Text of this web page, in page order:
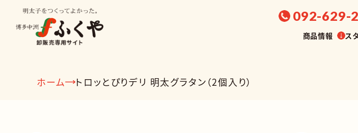
092-629-
商品情報 ス
ホーム トロッとぴりデリ 明太グラタン（2個入り）